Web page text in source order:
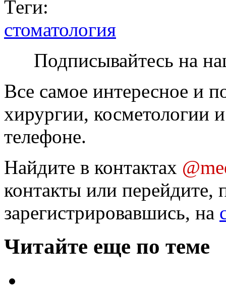
Теги:
стоматология
Подписывайтесь на
Все самое интересное и
хирургии, косметологии
телефоне.
Найдите в контактах
контакты или перейдите,
зарегистрировавшись, на
Читайте еще по теме